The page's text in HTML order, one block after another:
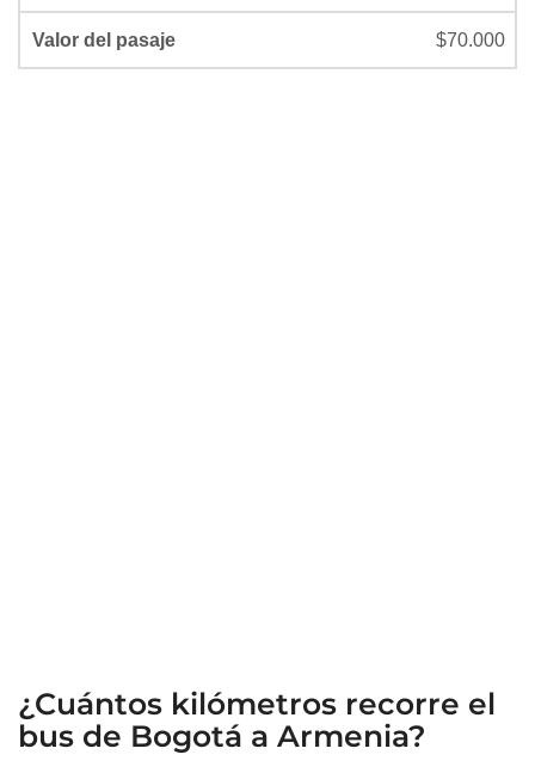
$70.000
¿Cuántos kilómetros recorre el
bus de Bogotá a Armenia?